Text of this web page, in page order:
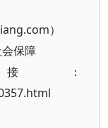
）
保障
：